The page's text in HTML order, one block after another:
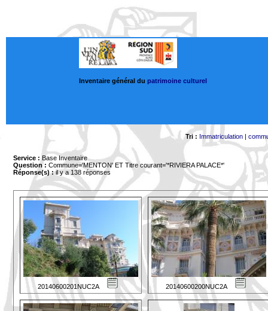
Inventaire général du patrimoine culturel
Tri : Immatriculation|
Service : Base Inventaire
Question : Commune='MENTON' ET Titre courant='*RIVIERA PALACE*'
Réponse(s) :il y a 138 réponses
20140600201NUC2A 20140600200NUC2A